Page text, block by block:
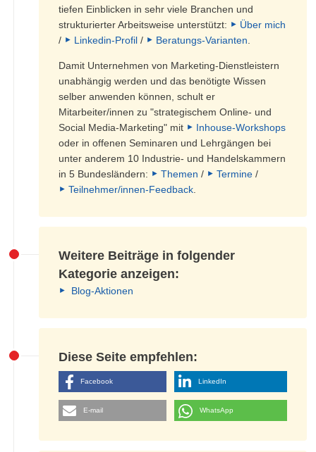
tiefen Einblicken in sehr viele Branchen und
strukturierter Arbeitsweise unterstützt:
Über mich
/
Linkedin-Profil/ Beratungs-Varianten
Damit Unternehmen von Marketing-Dienstleistern
unabhängig werden und das benötigte Wissen
selber anwenden können, schult er
Mitarbeiter/innen zu "strategischem Online- und
Social Media-Marketing" mit
Inhouse-Workshops
oder in offenen Seminaren und Lehrgängen bei
unter anderem 10 Industrie- und Handelskammern
in 5 Bundesländern:
Themen / Termine/
Teilnehmer/innen-Feedback.
Weitere Beiträge in folgender
Kategorie anzeigen:
Blog-Aktionen
Diese Seite empfehlen:
Facebook LinkedIn
E-mail WhatsApp